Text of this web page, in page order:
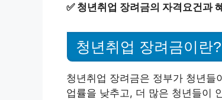
✅ 청년취업 장려금의 자격요건과
청년취업 장려금이란?
청년취업 장려금은 정부가 청년들
업률을 낮추고, 더 많은 청년들이